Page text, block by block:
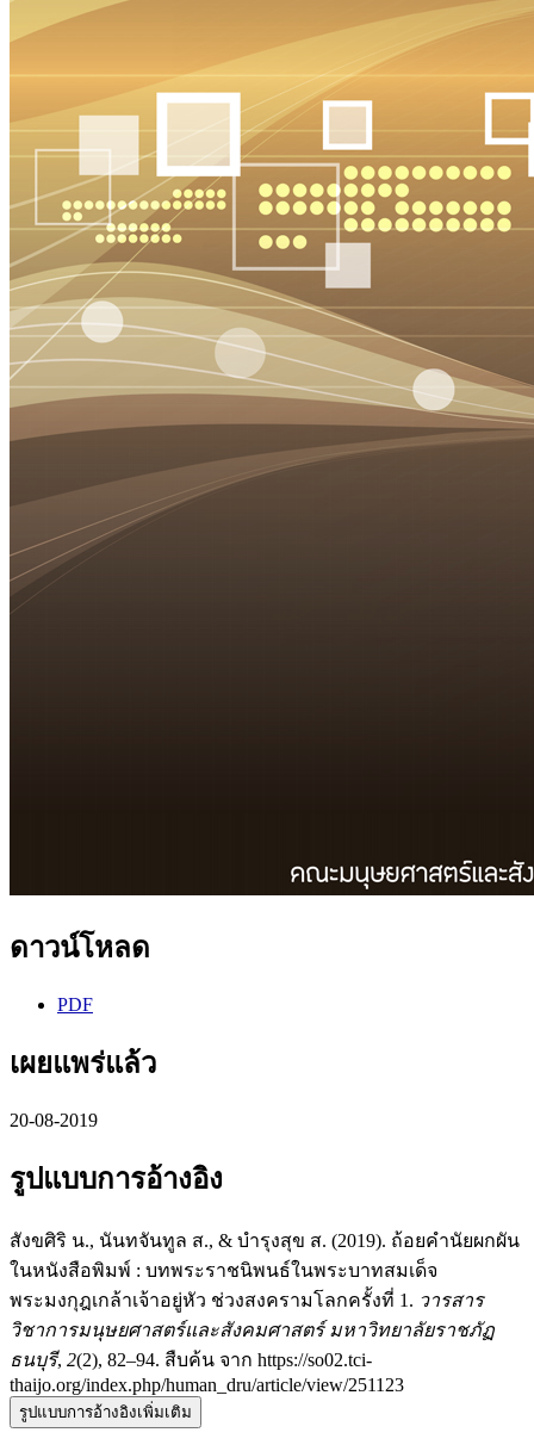
ดาวน์โหลด
PDF
เผยแพร่แล้ว
20-08-2019
รูปแบบการอ้างอิง
สังขศิริ น., นันทจันทูล ส., & บำรุงสุข ส. (2019). ถ้อยคำนัยผกผัน
ในหนังสือพิมพ์ : บทพระราชนิพนธ์ในพระบาทสมเด็จ
พระมงกุฎเกล้าเจ้าอยู่หัว ช่วงสงครามโลกครั้งที่ 1. วารสาร
วิชาการมนุษยศาสตร์และสังคมศาสตร์ มหาวิทยาลัยราชภัฏ
ธนบุรี, 2(2), 82–94. สืบค้น จาก https://so02.tci-
thaijo.org/index.php/human_dru/article/view/251123
รูปแบบการอ้างอิงเพิ่มเติม